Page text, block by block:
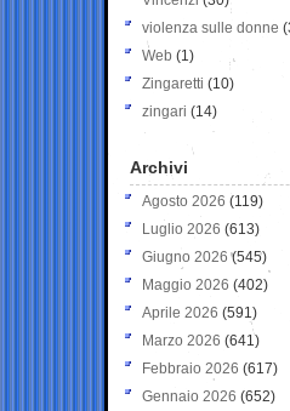
violenza sulle donne
Web (1)
Zingaretti (10)
zingari (14)
Archivi
Agosto 2026 (119)
Luglio 2026 (613)
Giugno 2026 (545)
Maggio 2026 (402)
Aprile 2026 (591)
Marzo 2026 (641)
Febbraio 2026 (617)
Gennaio 2026 (652)